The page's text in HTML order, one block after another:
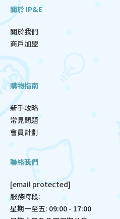
關於 IP&E
關於我們
商戶加盟
購物指南
新手攻略
常見問題
會員計劃
聯絡我們
[email protected]
服務時段:
星期一至五: 09:00 - 17:00